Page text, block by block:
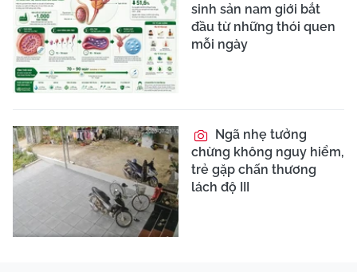
sinh sản nam giới bắt
đầu từ những thói quen
mỗi ngày
Ngã nhẹ tưởng
chừng không nguy hiểm,
trẻ gặp chấn thương
lách độ III